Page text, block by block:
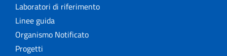
Laboratori di riferimento
Linee guida
Organismo Notificato
Progetti